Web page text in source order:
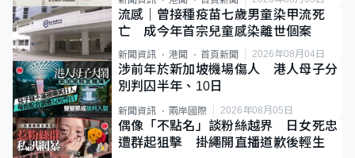
流感｜曾接種疫苗七歲男童染甲流死
亡 成今年首宗兒童感染離世個案
新聞資訊 港聞 首頁新聞 2026年08月04日
涉前年於新加坡機場傷人 港人母子分
別判囚半年、10日
新聞資訊 兩岸國際 2026年08月05日
偶像「不點名」談粉絲越界 日女死忠
遭群起狙擊 掛繩開直播道歉後輕生